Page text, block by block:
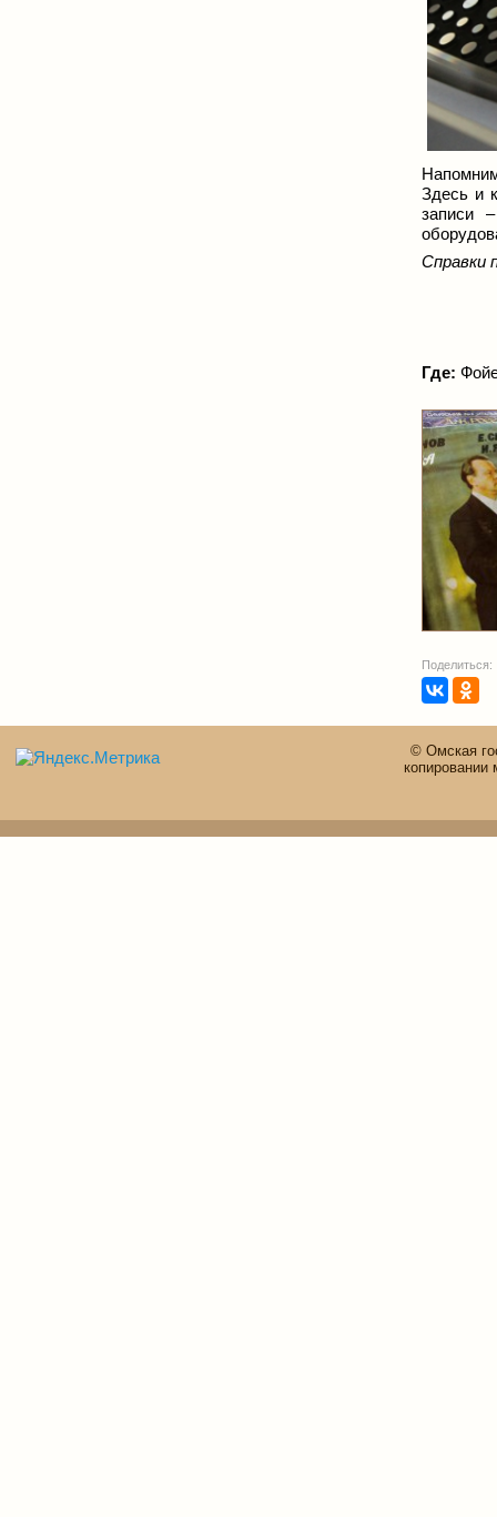
Здесь и
записи
Справки
Где:
Поделиться:
© Омская
копировании